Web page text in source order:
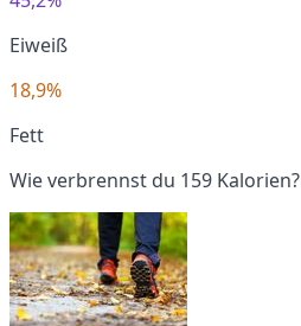
Eiweiß
18,9%
Fett
Wie verbrennst du 159 Kalorien?